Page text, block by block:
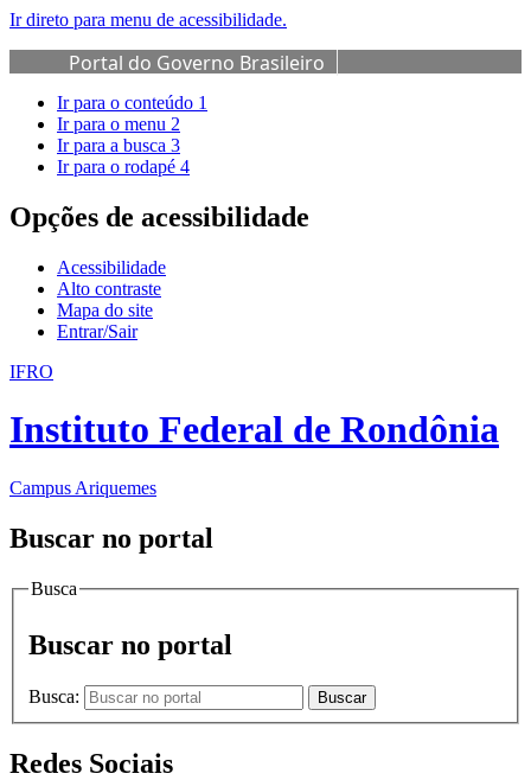
Ir direto para menu de acessibilidade.
Portal do Governo Brasileiro
Ir para o conteúdo 1
Ir para o menu 2
Ir para a busca 3
Ir para o rodapé 4
Opções de acessibilidade
Acessibilidade
Alto contraste
Mapa do site
Entrar/Sair
IFRO
Instituto Federal de Rondônia
Campus Ariquemes
Buscar no portal
Busca
Buscar no portal
Busca: Buscar
Redes Sociais